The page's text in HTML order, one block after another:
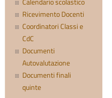
Ricevimento Docenti
Coordinatori Classi e
CdC
Documenti
Autovalutazione
Documenti finali
quinte